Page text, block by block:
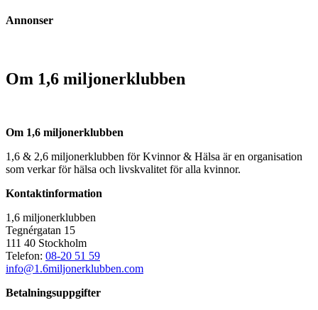
Annonser
Om 1,6 miljonerklubben
Om 1,6 miljonerklubben
1,6 & 2,6 miljonerklubben för Kvinnor & Hälsa är en organisation
som verkar för hälsa och livskvalitet för alla kvinnor.
Kontaktinformation
1,6 miljonerklubben
Tegnérgatan 15
111 40 Stockholm
Telefon: 08-20 51 59
info@1.6miljonerklubben.com
Betalningsuppgifter